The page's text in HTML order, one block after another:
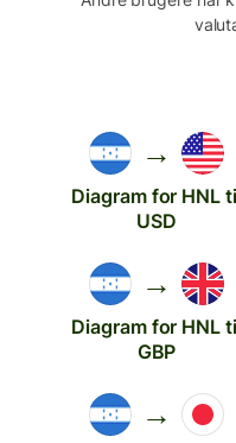
→
Diagram for HNL
USD
→
Diagram for HNL
GBP
→